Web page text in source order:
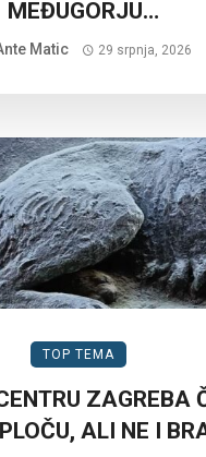
MEĐUGORJU…
Matic 29 srpnja, 2026
TOP TEMA
ZAGREBA
ALI NE I